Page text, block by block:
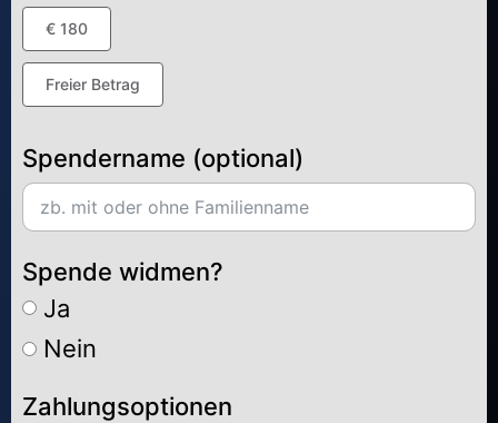
€ 180
Freier Betrag
Spendername (optional)
Spende widmen?
Ja
Nein
Zahlungsoptionen